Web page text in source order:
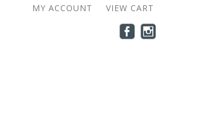
MY ACCOUNT VIEW CART